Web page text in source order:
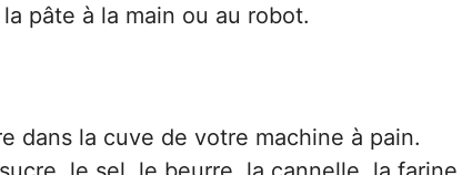
pâte à la main ou au robot.
dans la cuve de votre machine à pain.